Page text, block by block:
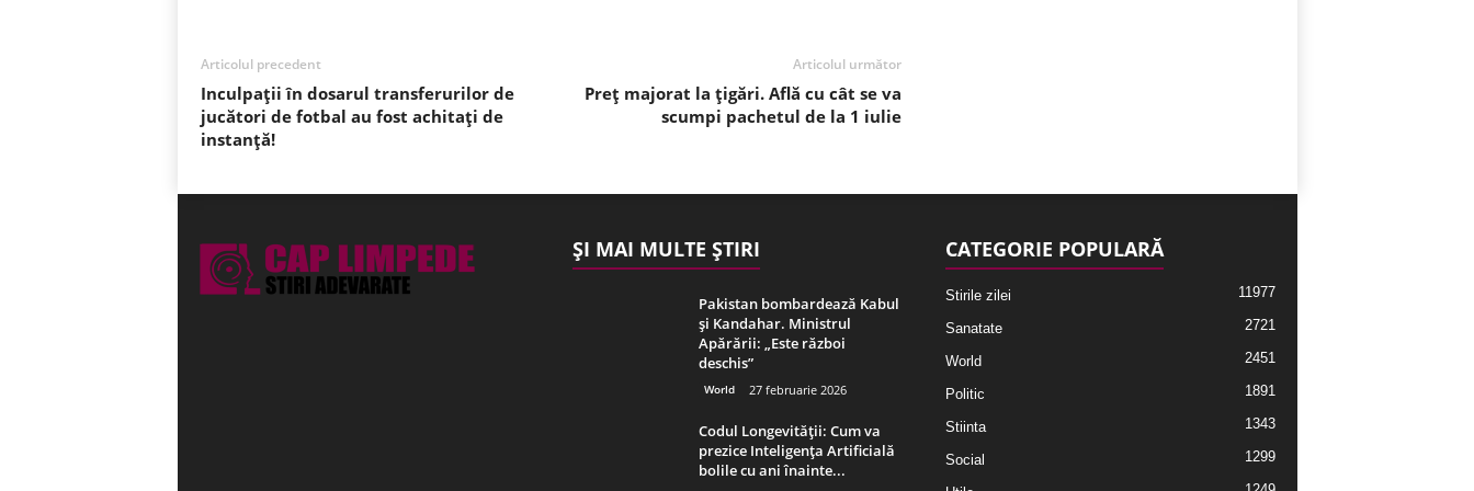
Articolul precedent
Inculpaţii în dosarul transferurilor de
jucători de fotbal au fost achitați de
instanță!
Articolul următor
Preț majorat la țigări. Află cu cât se va
scumpi pachetul de la 1 iulie
ȘI MAI MULTE ȘTIRI
Pakistan bombardează Kabul
și Kandahar. Ministrul
Apărării: „Este război
deschis”
World 27 februarie 2026
Codul Longevității: Cum va
prezice Inteligența Artificială
bolile cu ani înainte...
CATEGORIE POPULARĂ
Stirile zilei 11977
Sanatate 2721
World 2451
Politic 1891
Stiinta 1343
Social 1299